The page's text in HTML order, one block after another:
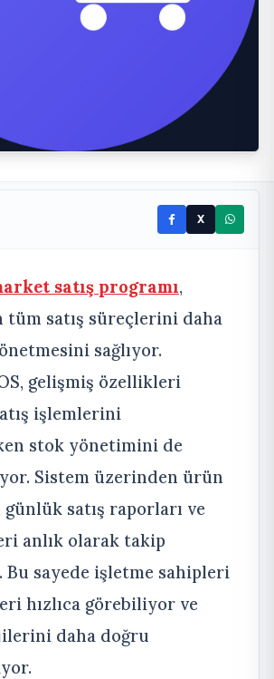
X
satış programı,
satış süreçlerini daha
sağlıyor.
gelişmiş özellikleri
işlemlerini
stok yönetimini de
Sistem üzerinden ürün
satış raporları ve
anlık olarak takip
sayede işletme sahipleri
hızlıca görebiliyor ve
daha doğru